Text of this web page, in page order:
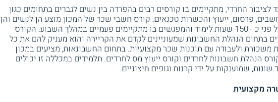
החרדי, מתקיימים בו קורסים רבים בהפרדה בין נשים לגברים בתחומים כגון
פרסום, ייעוץ והכשרות טכנאים. קורס חשבי שכר של המכון מוצע הן לנשים והן
לגברים, הוא נפרש על פני כ - 150 שעות לימוד והמפגשים בו מתקיימים פעמיים במהלך השבוע. הקורס
בתחום הנהלת החשבונות שמעוניינים לקדם את הקריירה והוא מעניק להם את כל
משכורת ולעבודה עם תוכנות שכר מקצועיות. בתחום החשבונאות, מציעים במכון
הנהלת חשבונות לחרדים וקורס ייעוץ מס לחרדים. תלמידים במכללה זו יכולים
שונות, שמוענקות על ידי קרנות וגופים חיצוניים.
מקצועית